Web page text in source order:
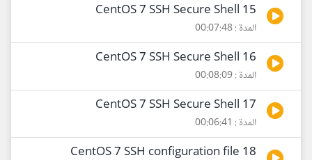
15 CentOS 7 SSH Secure Shell
المدة : 00:07:48
16 CentOS 7 SSH Secure Shell
المدة : 00:08:09
17 CentOS 7 SSH Secure Shell
المدة : 00:06:41
18 CentOS 7 SSH configuration file